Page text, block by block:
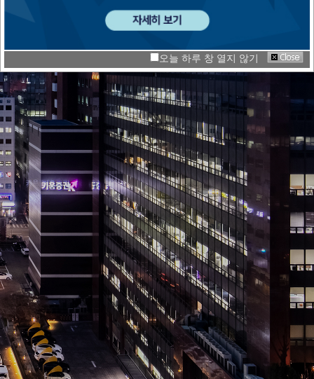
오늘 하루 창 열지 않기
약정금액(조원)
출자펀드 수
580
출자펀드
결성금액(조원)
56.5
투자기업 수
4,400
전문 운용사